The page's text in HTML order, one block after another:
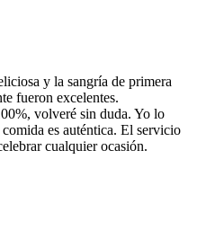
y la sangría de primera
fueron excelentes.
volveré sin duda. Yo lo
es auténtica. El servicio
cualquier ocasión.